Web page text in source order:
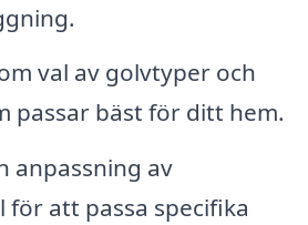
val av golvtyper och
passar bäst för ditt hem.
anpassning av
för att passa specifika